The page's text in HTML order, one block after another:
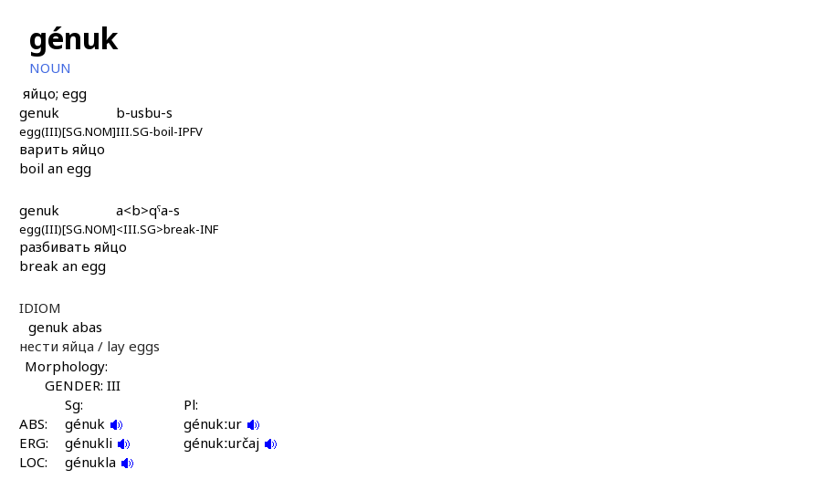
génuk
NOUN
яйцо; egg
genuk
egg(III)[SG.NOM]
b-usbu-s
III.SG-boil-IPFV
варить яйцо
boil an egg
genuk
egg(III)[SG.NOM]
a<b>qˤa-s
<III.SG>break-INF
разбивать яйцо
break an egg
IDIOM
genuk abas
нести яйца / lay eggs
Morphology:
GENDER: III
Sg:
Pl:
ABS:
génuk
génukːur
ERG:
génukli
génukːurčaj
LOC:
génukla